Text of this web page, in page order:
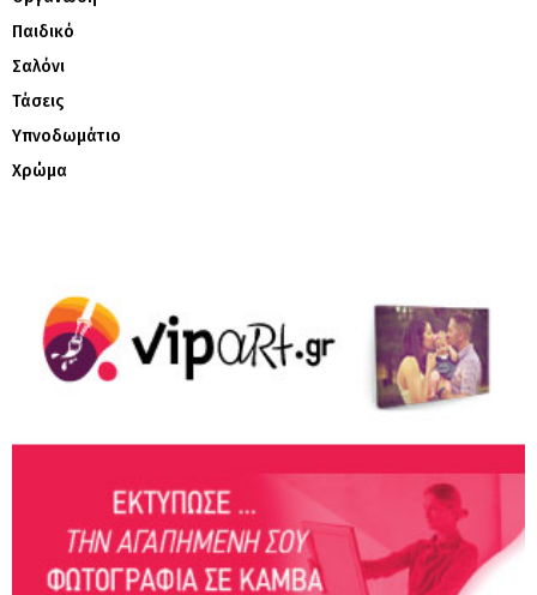
Παιδικό
Σαλόνι
Τάσεις
Υπνοδωμάτιο
Χρώμα